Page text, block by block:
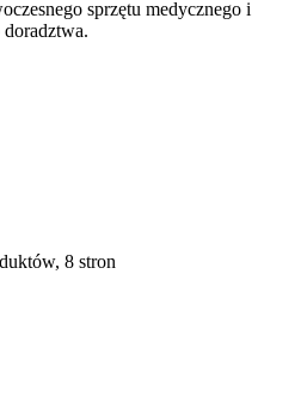
sprzętu medycznego i
doradztwa.
8 stron